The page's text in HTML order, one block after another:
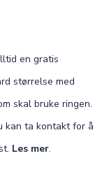
en gratis
størrelse med
skal bruke ringen.
kan ta kontakt for å
Les mer.